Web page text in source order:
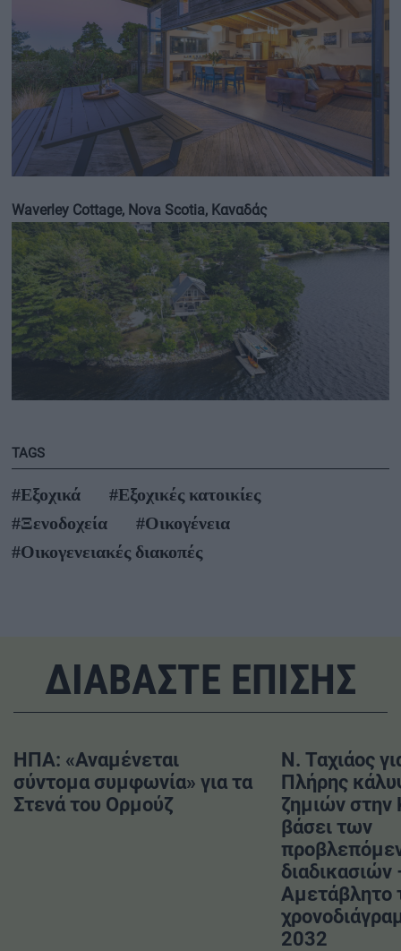
Waverley Cottage, Nova Scotia, Καναδάς
TAGS
#Εξοχικά
#Εξοχικές κατοικίες
#Ξενοδοχεία
#Οικογένεια
#Οικογενειακές διακοπές
ΔΙΑΒΑΣΤΕ ΕΠΙΣΗΣ
ΗΠΑ: «Αναμένεται
σύντομα συμφωνία» για τα
Στενά του Ορμούζ
Ν. Ταχιάος
Πλήρης
ζημιών στην
βάσει των
διαδικασιών
Αμετάβλητο
2032